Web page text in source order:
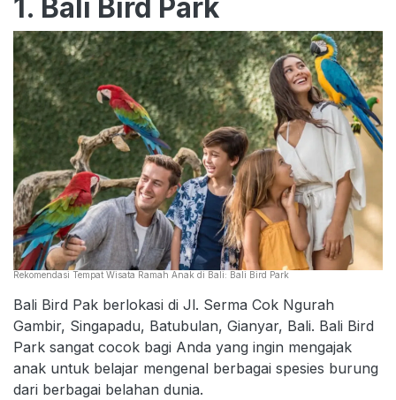
1. Bali Bird Park
Rekomendasi Tempat Wisata Ramah Anak di Bali: Bali Bird Park
Bali Bird Pak berlokasi di Jl. Serma Cok Ngurah
Gambir, Singapadu, Batubulan, Gianyar, Bali. Bali Bird
Park sangat cocok bagi Anda yang ingin mengajak
anak untuk belajar mengenal berbagai spesies burung
dari berbagai belahan dunia.